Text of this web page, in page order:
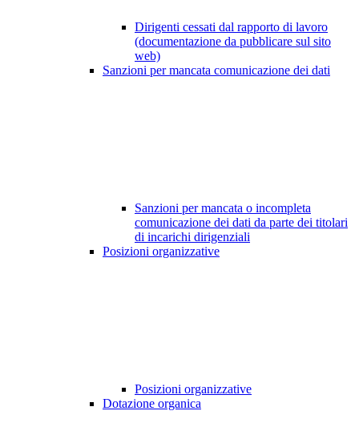
Dirigenti cessati dal rapporto di lavoro
(documentazione da pubblicare sul sito
web)
Sanzioni per mancata comunicazione dei dati
Sanzioni per mancata o incompleta
comunicazione dei dati da parte dei titolari
di incarichi dirigenziali
Posizioni organizzative
Posizioni organizzative
Dotazione organica